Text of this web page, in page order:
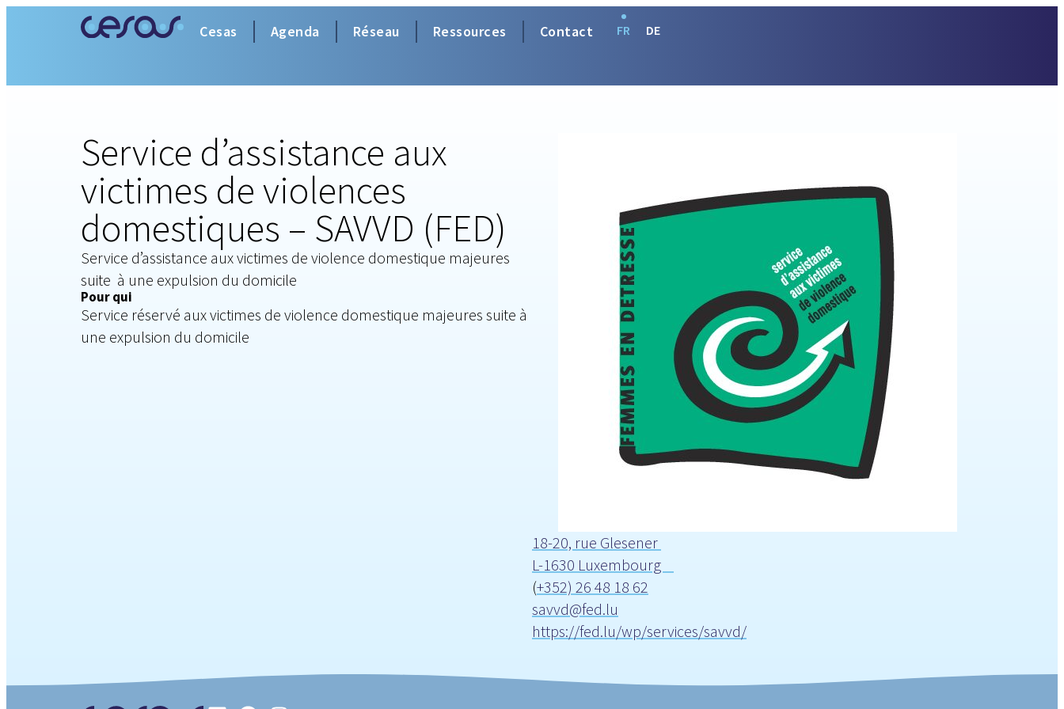
Cesas Agenda Réseau Ressources Contact FR DE
Service d’assistance aux
victimes de violences
domestiques – SAVVD (FED)
Service d’assistance aux victimes de violence domestique majeures
suite à une expulsion du domicile
Pour qui
Service réservé aux victimes de violence domestique majeures suite à
une expulsion du domicile
18-20, rue Glesener
L-1630 Luxembourg
(+352) 26 48 18 62
savvd@fed.lu
https://fed.lu/wp/services/savvd/